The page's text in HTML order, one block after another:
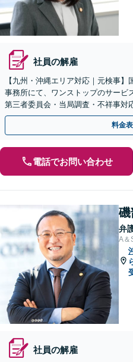
社員の解雇
【九州・沖縄エリア対応｜元検事
事務所にて、ワンストップのサービ
第三者委員会・当局調査・不祥事対
率的に解決へ。セカンドオピニオン
料金
電話でお問い合わせ
弁
A＆
社員の解雇